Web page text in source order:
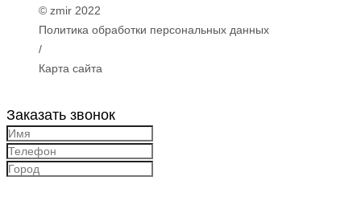
© zmir 2022
Политика обработки персональных данных
/
Карта сайта
Заказать звонок